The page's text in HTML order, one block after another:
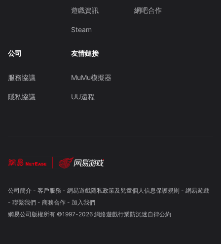
遊戲資訊
Steam
網吧合作
公司
服務協議
隱私協議
友情鏈接
MuMu模擬器
UU遠程
公司簡介- 客戶服務 - 網易遊戲隱私政策及兒童個人信息保護規則 - 網易遊戲
- 聯繫我們- 商務合作- 加入我們
網易公司版權所有 ©1997-2026 網絡遊戲行業防沉迷自律公約